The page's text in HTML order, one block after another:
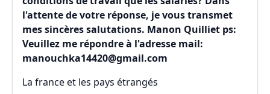
l'attente de votre réponse, je vous transmet
mes sincères salutations. Manon Quilliet ps:
Veuillez me répondre à l'adresse mail:
manouchka14420@gmail.com
La france et les pays étrangés